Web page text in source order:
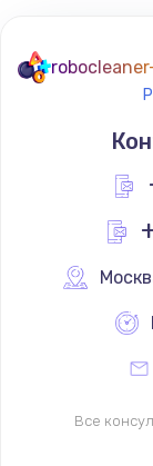
Все